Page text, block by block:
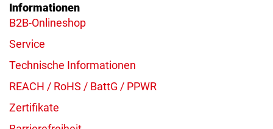
Informationen
B2B-Onlineshop
Service
Technische Informationen
REACH / RoHS / BattG / PPWR
Zertifikate